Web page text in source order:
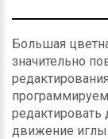
Большая
значительно
редактировать
движение